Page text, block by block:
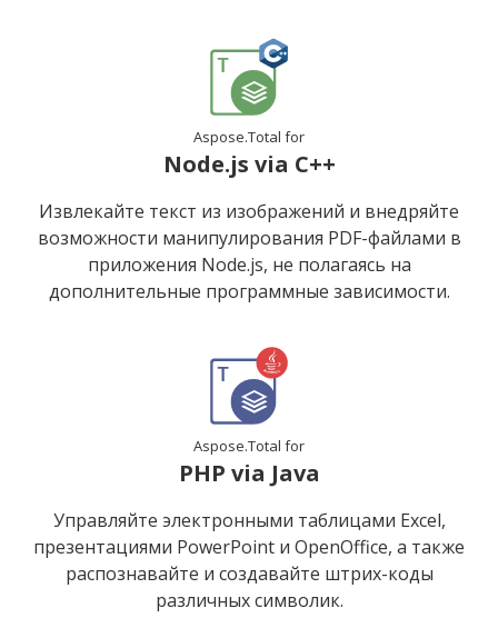
Aspose.Total for
Node.js via C++
Извлекайте текст из изображений и внедряйте
возможности манипулирования PDF-файлами в
приложения Node.js, не полагаясь на
дополнительные программные зависимости.
Aspose.Total for
PHP via Java
Управляйте электронными таблицами Excel,
презентациями PowerPoint и OpenOffice, а также
распознавайте и создавайте штрих-коды
различных символик.